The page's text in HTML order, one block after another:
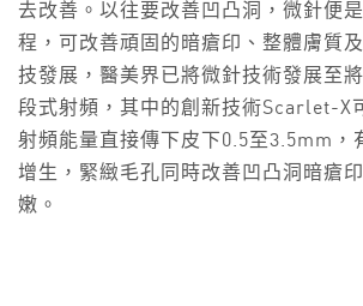
去改善。以往要改善凹凸洞，微針便
程，可改善頑固的暗瘡印、整體膚質
技發展，醫美界已將微針技術發展至
段式射頻，其中的創新技術Scarlet-X
射頻能量直接傳下皮下0.5至3.5mm，
增生，緊緻毛孔同時改善凹凸洞暗瘡
嫩。